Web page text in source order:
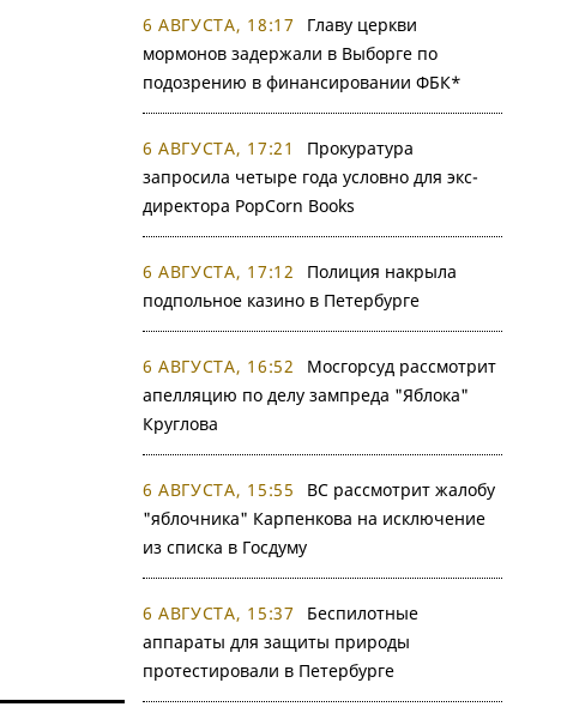
6 АВГУСТА, 18:17
Главу церкви
мормонов задержали в Выборге по
подозрению в финансировании ФБК*
6 АВГУСТА, 17:21
Прокуратура
запросила четыре года условно для экс-
директора PopCorn Books
6 АВГУСТА, 17:12
Полиция накрыла
подпольное казино в Петербурге
6 АВГУСТА, 16:52
Мосгорсуд рассмотрит
апелляцию по делу зампреда "Яблока"
Круглова
6 АВГУСТА, 15:55
ВС рассмотрит жалобу
"яблочника" Карпенкова на исключение
из списка в Госдуму
6 АВГУСТА, 15:37
Беспилотные
аппараты для защиты природы
протестировали в Петербурге